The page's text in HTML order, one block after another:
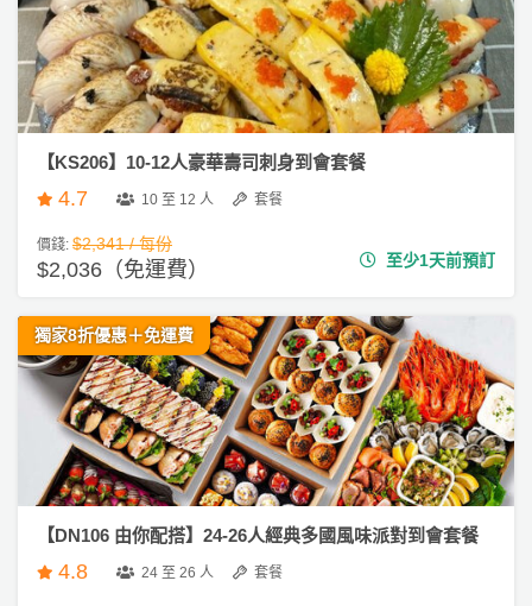
【KS206】10-12人豪華壽司刺身到會套餐
4.7 10 至 12 人 套餐
價錢: $2,341 / 每份
$2,036（免運費） 至少1天前預訂
獨家8折優惠＋免運費
【DN106 由你配搭】24-26人經典多國風味派對到會套餐
4.8 24 至 26 人 套餐